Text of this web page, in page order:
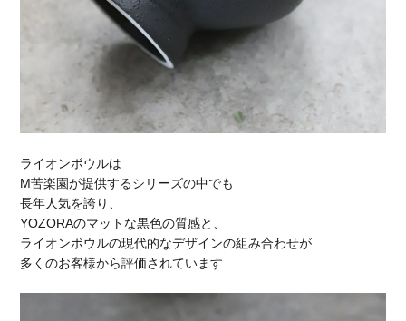
ライオンボウルは
M苦楽園が提供するシリーズの中でも
長年人気を誇り、
YOZORAのマットな黒色の質感と、
ライオンボウルの現代的なデザインの組み合わせが
多くのお客様から評価されています